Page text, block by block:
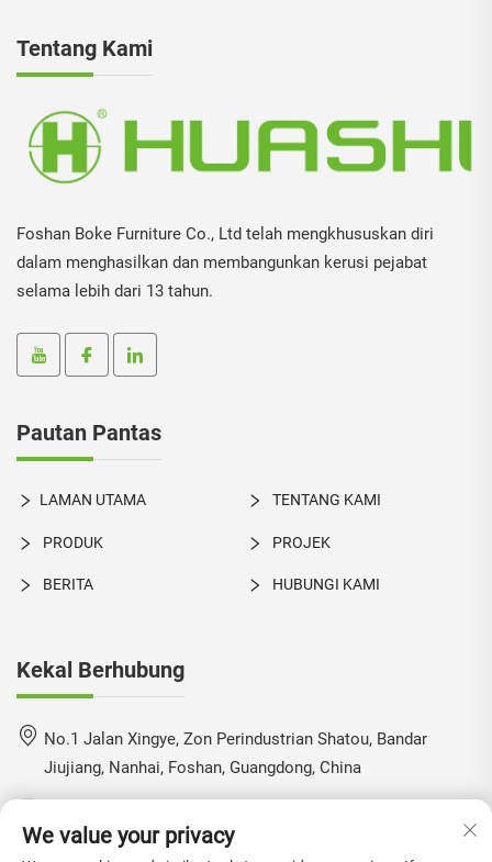
Tentang Kami
Foshan Boke Furniture Co., Ltd telah mengkhususkan diri
dalam menghasilkan dan membangunkan kerusi pejabat
selama lebih dari 13 tahun.
Pautan Pantas
LAMAN UTAMA TENTANG KAMI
PRODUK PROJEK
BERITA HUBUNGI KAMI
Kekal Berhubung
No.1 Jalan Xingye, Zon Perindustrian Shatou, Bandar
Jiujiang, Nanhai, Foshan, Guangdong, China
[email protected]
We value your privacy